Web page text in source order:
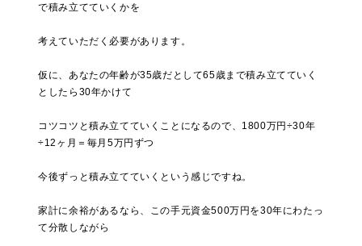
で積み立てていくかを
考えていただく必要があります。
仮に、あなたの年齢が35歳だとして65歳まで積み立てていく
としたら30年かけて
コツコツと積み立てていくことになるので、1800万円÷30年
÷12ヶ月＝毎月5万円ずつ
今後ずっと積み立てていくという感じですね。
家計に余裕があるなら、この手元資金500万円を30年にわたっ
て分散しながら